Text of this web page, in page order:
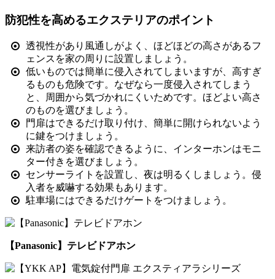
防犯性を高めるエクステリアのポイント
透視性があり風通しがよく、ほどほどの高さがあるフ
ェンスを家の周りに設置しましょう。
低いものでは簡単に侵入されてしまいますが、高すぎ
るものも危険です。なぜなら一度侵入されてしまう
と、周囲から気づかれにくいためです。ほどよい高さ
のものを選びましょう。
門扉はできるだけ取り付け、簡単に開けられないよう
に鍵をつけましょう。
来訪者の姿を確認できるように、インターホンはモニ
ター付きを選びましょう。
センサーライトを設置し、夜は明るくしましょう。侵
入者を威嚇する効果もあります。
駐車場にはできるだけゲートをつけましょう。
【Panasonic】テレビドアホン